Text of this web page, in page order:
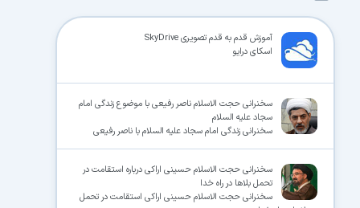
آموزش قدم به قدم تصویری SkyDrive
اسکای درایو
سخنرانی حجت الاسلام ناصر رفیعی با موضوع زندگی امام
سجاد علیه السلام
سخنرانی زندگی امام سجاد علیه السلام با ناصر رفیعی
سخنرانی حجت الاسلام حسینی اراکی درباره استقامت در
تحمل بلاها در راه خدا
سخنرانی حجت الاسلام حسینی اراکی استقامت در تحمل